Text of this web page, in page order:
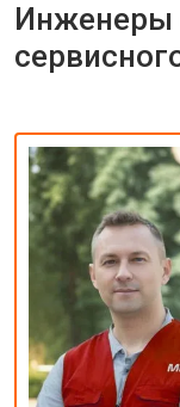
Инженеры